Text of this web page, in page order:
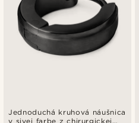
Jednoduchá kruhová náušnica
v sivej farbe z chirurgickej